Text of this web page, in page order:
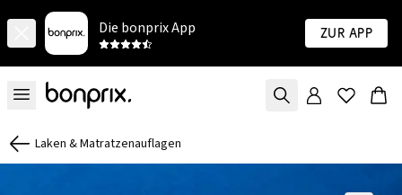
Die bonprix App Zur App
Laken & Matratzenauflagen